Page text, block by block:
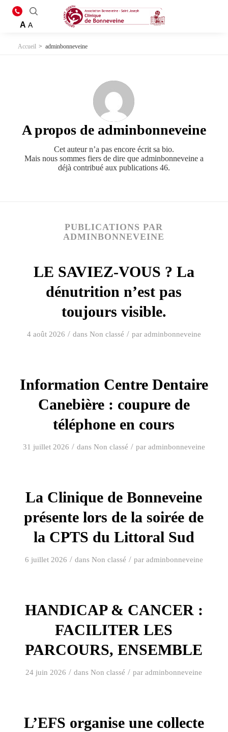
A A
Accueil > adminbonneveine
A propos de adminbonneveine
Cet auteur n’a pas encore écrit sa bio.
Mais nous sommes fiers de dire que adminbonneveinea
déjà contribué aux publications 46.
PUBLICATIONS PAR
ADMINBONNEVEINE
LE SAVIEZ-VOUS ? La
dénutrition n’est pas
toujours visible.
4 août 2026 / dans Non classé / par adminbonneveine
Information Centre Dentaire
Canebière : coupure de
téléphone en cours
31 juillet 2026 / dans Non classé / par adminbonneveine
La Clinique de Bonneveine
présente lors de la soirée de
la CPTS du Littoral Sud
6 juillet 2026 / dans Non classé / par adminbonneveine
HANDICAP & CANCER :
FACILITER LES
PARCOURS, ENSEMBLE
24 juin 2026 / dansNon classé / paradminbonneveine
L’EFS organise une collecte